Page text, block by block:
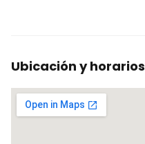
Ubicación y horarios